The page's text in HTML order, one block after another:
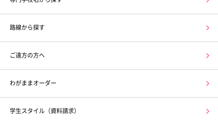
路線から探す
ご遠方の方へ
わがままオーダー
学生スタイル（資料請求）